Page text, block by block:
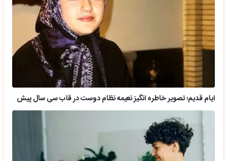
ایام قدیم؛ تصویر خاطره انگیز نعیمه نظام دوست در قاب سی سال پیش